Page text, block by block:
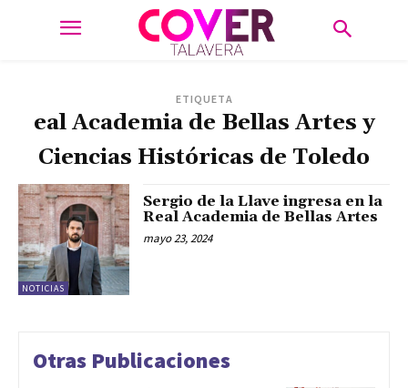
ETIQUETA
eal Academia de Bellas Artes y
Ciencias Históricas de Toledo
NOTICIAS
Sergio de la Llave ingresa en la
Real Academia de Bellas Artes
mayo 23, 2024
Otras Publicaciones